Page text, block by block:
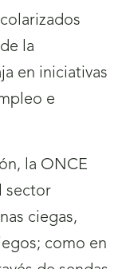
la
en iniciativas
e
la ONCE
sector
ciegas,
como en